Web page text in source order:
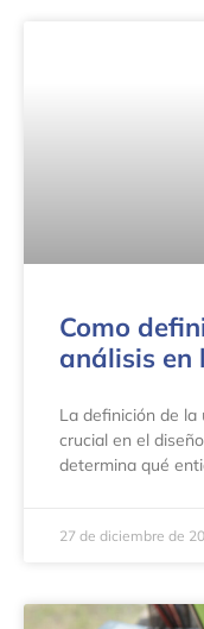
Como
análisis en
La definición de la
crucial en el
determina qué
27 de diciembre de